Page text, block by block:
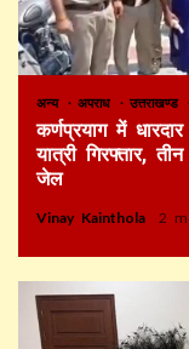
अन्य अपराध उत्तराखण्ड
कर्णप्रयाग में
यात्री गिरफ्तार,
जेल
Vinay Kainthola 2